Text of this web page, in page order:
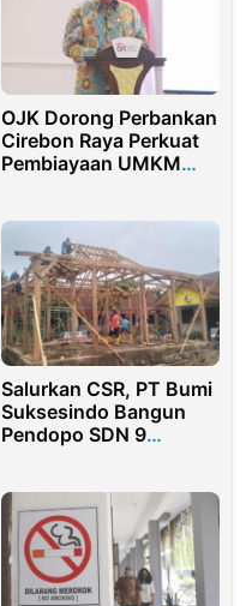
OJK Dorong Perbankan
Cirebon Raya Perkuat
Pembiayaan UMKM
Salurkan CSR, PT Bumi
Suksesindo Bangun
Pendopo SDN 9